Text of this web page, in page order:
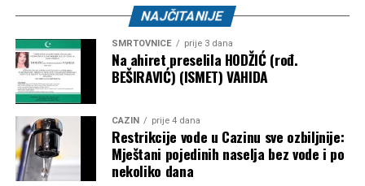
Vijeća za ljudska prava UN-a.
Ukoliko Infantino ipak odluči ostati u svijetu sporta, već u
martu 2027. godine očekuju ga izbori za četvrti mandat na
čelu FIFA-e. U tom slučaju vodio bi organizaciju Svjetskog
prvenstva za žene u Brazilu 2027. godine, kao i
historijskog Mundijala 2030., koji će biti održan na tri
kontinenta i u šest država.
Share Post
Share
NAJČITANIJE
SMRTOVNICE prije 3 dana
Na ahiret preselila HODŽIĆ (rođ.
BEŠIRAVIĆ) (ISMET) VAHIDA
CAZIN prije 4 dana
Restrikcije vode u Cazinu sve ozbiljnije:
Mještani pojedinih naselja bez vode i po
nekoliko dana